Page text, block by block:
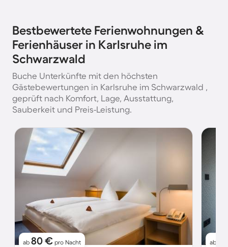
Bestbewertete Ferienwohnungen &
Ferienhäuser in Karlsruhe im
Schwarzwald
Buche Unterkünfte mit den höchsten
Gästebewertungen in Karlsruhe im Schwarzwald ,
geprüft nach Komfort, Lage, Ausstattung,
Sauberkeit und Preis-Leistung.
ab 80 € pro Nacht ab